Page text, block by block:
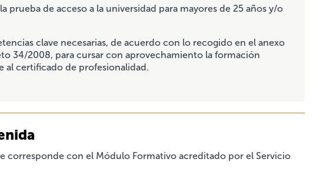
prueba de acceso a la universidad para mayores de 25 años y/o
clave necesarias, de acuerdo con lo recogido en el anexo
34/2008, para cursar con aprovechamiento la formación
al certificado de profesionalidad.
corresponde con el Módulo Formativo acreditado por el Servicio